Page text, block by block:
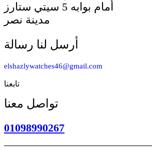
أمام بوابه 5 سيتي ستارز
مدينة نصر
أرسل لنا رسالة
elshazlywatches46@gmail.com
تابعنا
تواصل معنا
01098990267